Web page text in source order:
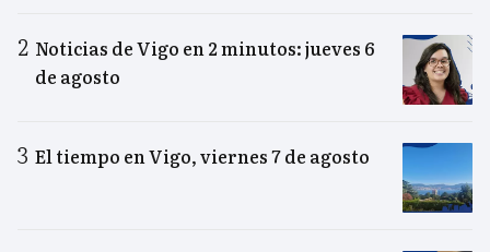
Noticias de Vigo en 2 minutos: jueves 6
de agosto
El tiempo en Vigo, viernes 7 de agosto